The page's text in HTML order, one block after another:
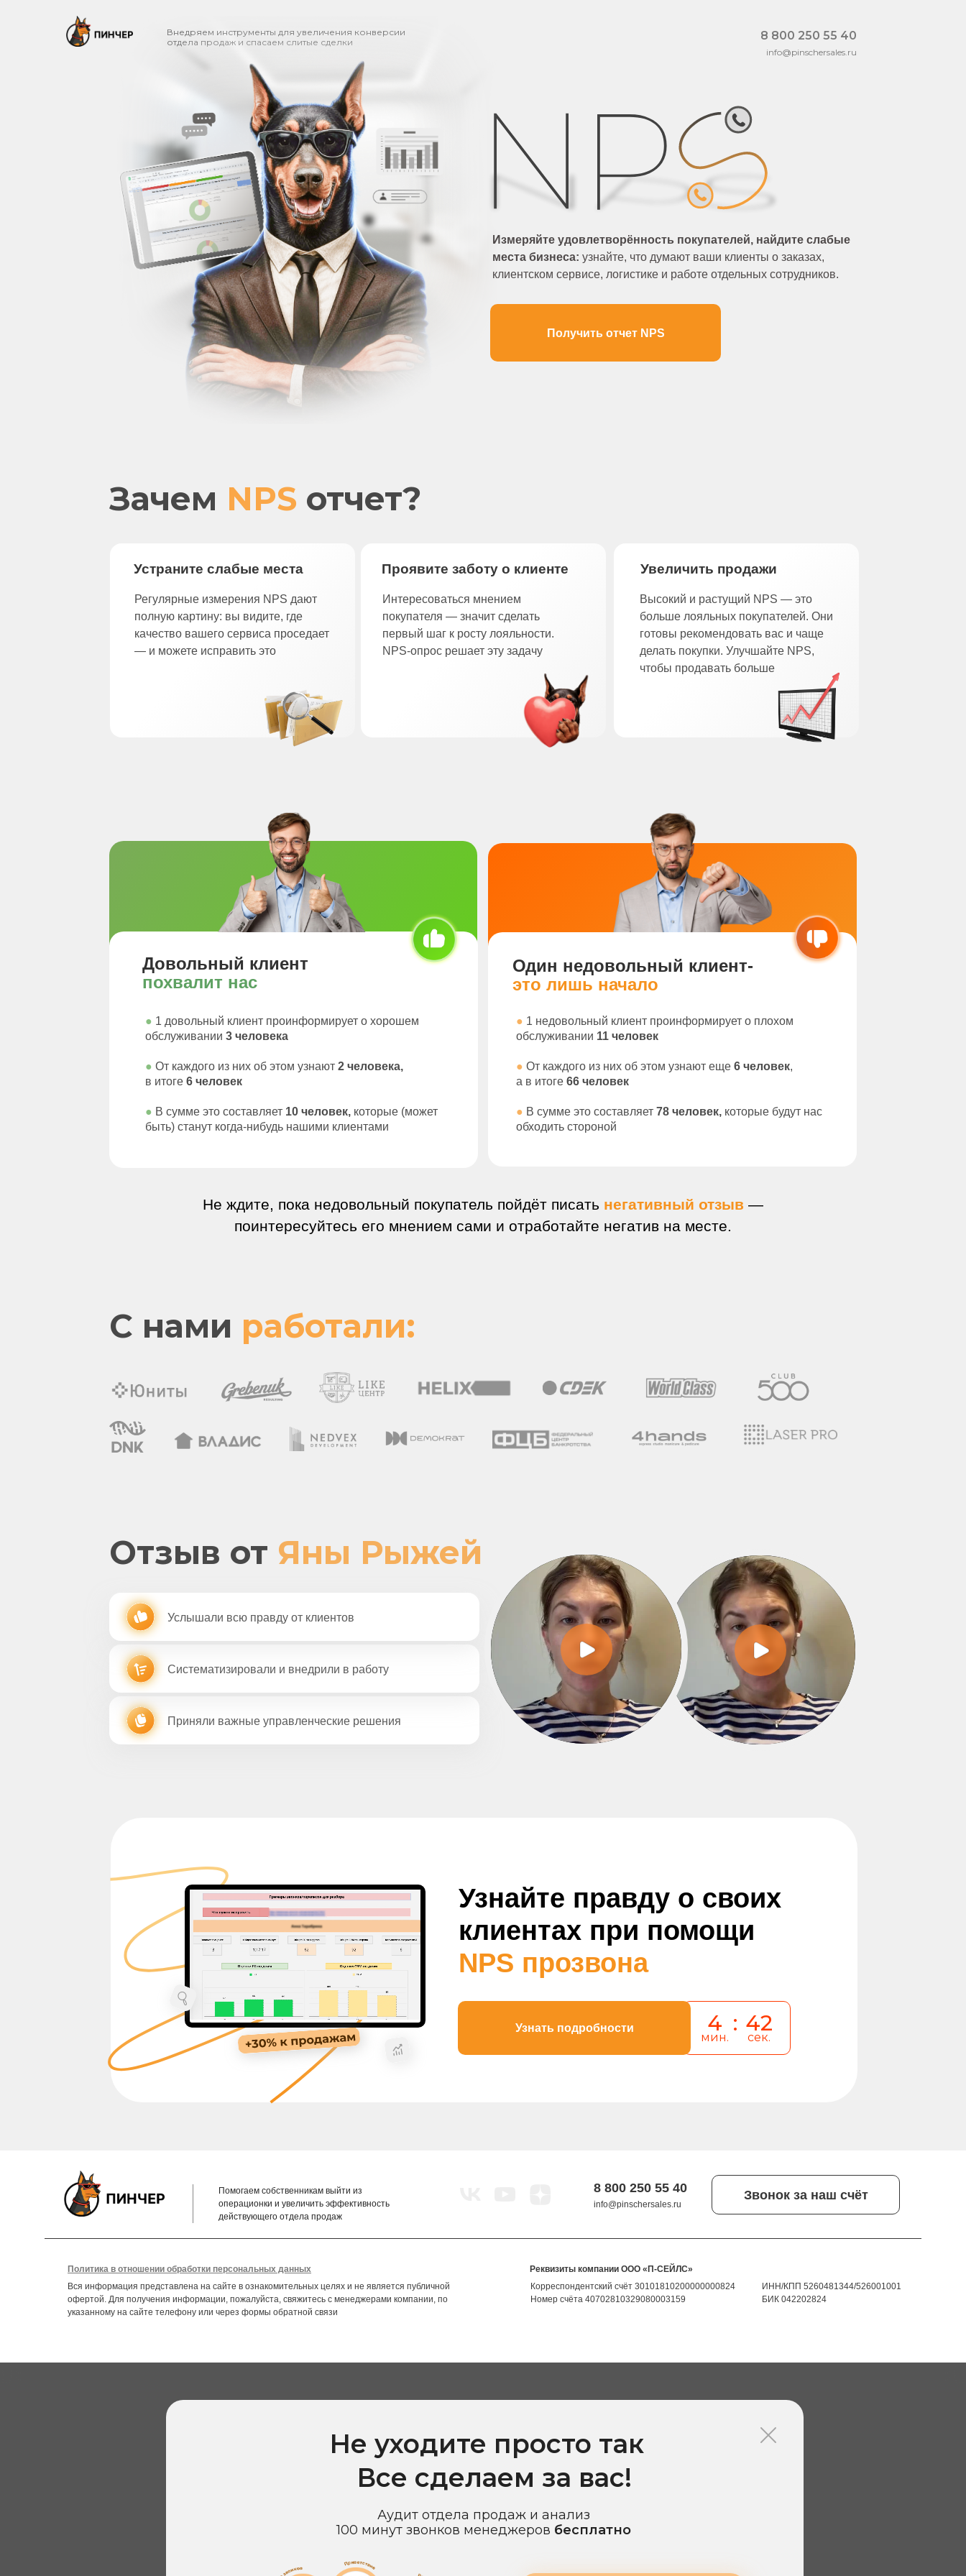
Внедряем инструменты для увеличения конверсии
отдела продаж и спасаем слитые сделки
8 800 250 55 40
info@pinschersales.ru
Измеряйте удовлетворённость покупателей, найдите слабые
места бизнеса: узнайте, что думают ваши клиенты о заказах,
клиентском сервисе, логистике и работе отдельных сотрудников.
Получить отчет NPS
Зачем NPS отчет?
Регулярные измерения NPS дают
полную картину: вы видите, где
качество вашего сервиса проседает
— и можете исправить это
Увеличить продажи
Проявите заботу о клиенте
Устраните слабые места
Интересоваться мнением
покупателя — значит сделать
первый шаг к росту лояльности.
NPS-опрос решает эту задачу
Высокий и растущий NPS — это
больше лояльных покупателей. Они
готовы рекомендовать вас и чаще
делать покупки. Улучшайте NPS,
чтобы продавать больше
Довольный клиент
похвалит нас
● 1 довольный клиент проинформирует о хорошем
обслуживании 3 человека
● От каждого из них об этом узнают 2 человека,
в итоге 6 человек
● В сумме это составляет 10 человек, которые (может
быть) станут когда-нибудь нашими клиентами
Один недовольный клиент-
это лишь начало
● 1 недовольный клиент проинформирует о плохом
обслуживании 11 человек
● От каждого из них об этом узнают еще 6 человек,
а в итоге 66 человек
● В сумме это составляет 78 человек, которые будут нас
обходить стороной
Не ждите, пока недовольный покупатель пойдёт писать негативный отзыв —
поинтересуйтесь его мнением сами и отработайте негатив на месте.
С нами работали:
Приняли важные управленческие решения
Систематизировали и внедрили в работу
Услышали всю правду от клиентов
Отзыв от Яны Рыжей
41
4
сек.
мин.
:
Узнать подробности
Узнайте правду о своих
клиентах при помощи
NPS прозвона
Помогаем собственникам выйти из
операционки и увеличить эффективность
действующего отдела продаж
Звонок за наш счёт
8 800 250 55 40
Вся информация представлена на сайте в ознакомительных целях и не является публичной
офертой. Для получения информации, пожалуйста, свяжитесь с менеджерами компании, по
указанному на сайте телефону или через формы обратной связи
Политика в отношении обработки персональных данных
Реквизиты компании ООО «П-СЕЙЛС»
Корреспондентский счёт 30101810200000000824
Номер счёта 40702810329080003159
ИНН/КПП 5260481344/526001001
БИК 042202824
info@pinschersales.ru
Не уходите просто так
Аудит отдела продаж и анализ
100 минут звонков менеджеров бесплатно
Все сделаем за вас!